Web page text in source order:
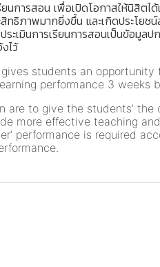
นการสอน เพื่อเปิดโอกาสให้นิสิต
สิทธิภาพมากยิ่งขึ้น และเกิดประโ
ะเมินการเรียนการสอนเป็นข้อมู
ไว้
students an
performance 3 weeks
are to give the students’
more effective teaching
performance is required